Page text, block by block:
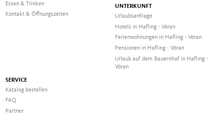
Essen & Trinken
Kontakt & Öffnungszeiten
UNTERKUNFT
Urlaubsanfrage
Hotels in Hafling - Vöran
Ferienwohnungen in Hafling - Vöran
Pensionen in Hafling - Vöran
Urlaub auf dem Bauernhof in Hafling -
Vöran
SERVICE
Katalog bestellen
FAQ
Partner